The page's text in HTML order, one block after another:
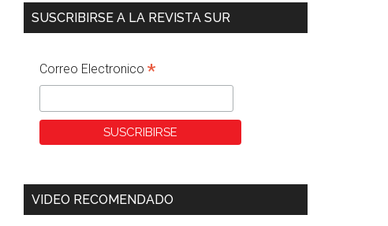
SUSCRIBIRSE A LA REVISTA SUR
Correo Electronico *
VIDEO RECOMENDADO